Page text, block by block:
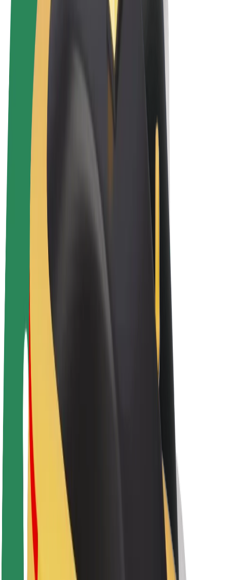
Viajes
Patinetes
Bolt Food
Bolt Drive
Bolt para empresas
Ingresos de conductor/a
Ingresos de repartidor
Comercios de Bolt Food
Flotas
Franquicias
Empresa
Trabaja con nosotros
Acerca de Bolt
Sostenibilidad en Bolt
Project Zero
Blog
Sala de prensa
Directrices de la marca
Misión
Relación con inversores
Liderazgo
Fondo Urbano
Seguridad
Seguridad para usuarios